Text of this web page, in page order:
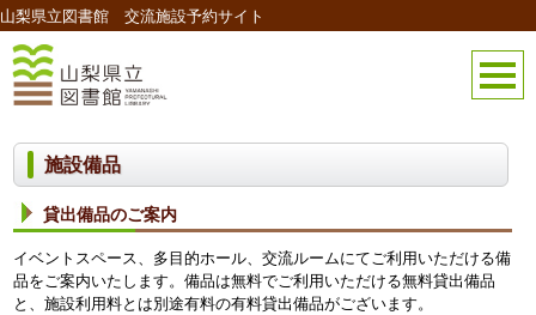
山梨県立図書館 交流施設予約サイト
施設備品
貸出備品のご案内
イベントスペース、多目的ホール、交流ルームにてご利用いただける備
品をご案内いたします。備品は無料でご利用いただける無料貸出備品
と、施設利用料とは別途有料の有料貸出備品がございます。